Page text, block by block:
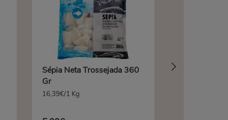
Sépia Neta Trossejada 360
Gr
16,39€/1 Kg